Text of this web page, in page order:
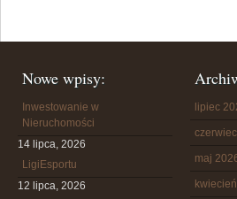
Nowe wpisy:
Inwestowanie w
Nieruchomości
14 lipca, 2026
LigiEsportu
12 lipca, 2026
lipiec
maj